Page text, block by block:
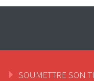
SOUMETTRE SON